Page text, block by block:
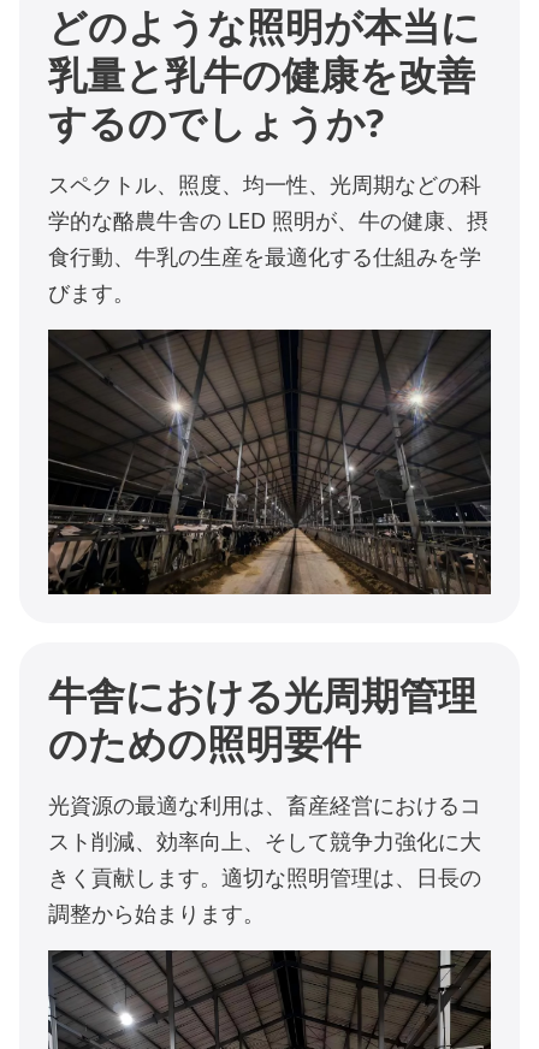
どのような照明が本当に
乳量と乳牛の健康を改善
するのでしょうか?
スペクトル、照度、均一性、光周期などの科
学的な酪農牛舎の LED 照明が、牛の健康、摂
食行動、牛乳の生産を最適化する仕組みを学
びます。
牛舎における光周期管理
のための照明要件
光資源の最適な利用は、畜産経営におけるコ
スト削減、効率向上、そして競争力強化に大
きく貢献します。適切な照明管理は、日長の
調整から始まります。